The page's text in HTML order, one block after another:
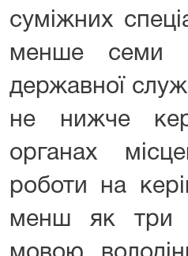
суміжних
менше семи
державної
не нижче
органах
роботи на
менш як три